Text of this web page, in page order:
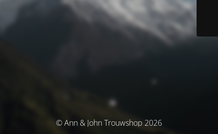
© Ann & John Trouwshop 2026